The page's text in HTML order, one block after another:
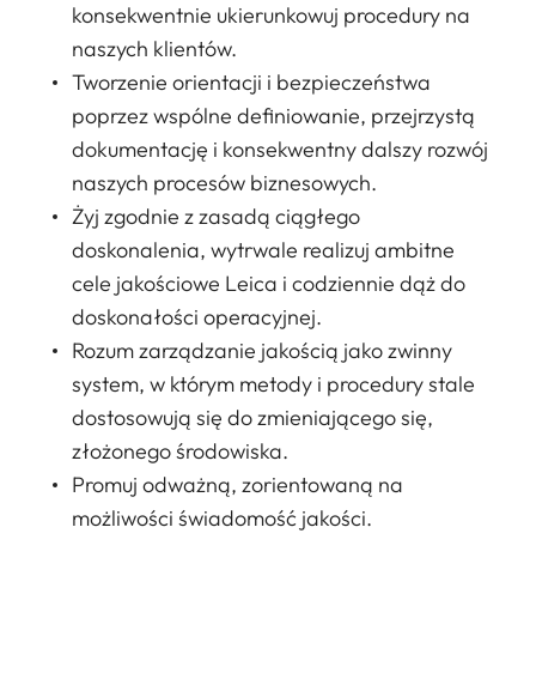
konsekwentnie ukierunkowuj procedury na
naszych klientów.
Tworzenie orientacji i bezpieczeństwa
poprzez wspólne definiowanie, przejrzystą
dokumentację i konsekwentny dalszy rozwój
naszych procesów biznesowych.
Żyj zgodnie z zasadą ciągłego
doskonalenia, wytrwale realizuj ambitne
cele jakościowe Leica i codziennie dąż do
doskonałości operacyjnej.
Rozum zarządzanie jakością jako zwinny
system, w którym metody i procedury stale
dostosowują się do zmieniającego się,
złożonego środowiska.
Promuj odważną, zorientowaną na
możliwości świadomość jakości.